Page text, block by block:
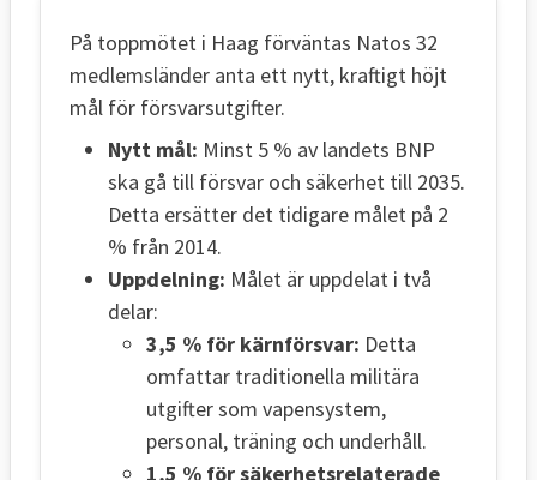
På toppmötet i Haag förväntas Natos 32
medlemsländer anta ett nytt, kraftigt höjt
mål för försvarsutgifter.
Nytt mål: Minst 5 % av landets BNP
ska gå till försvar och säkerhet till 2035.
Detta ersätter det tidigare målet på 2
% från 2014.
Uppdelning: Målet är uppdelat i två
delar:
3,5 % för kärnförsvar: Detta
omfattar traditionella militära
utgifter som vapensystem,
personal, träning och underhåll.
1,5 % för säkerhetsrelaterade